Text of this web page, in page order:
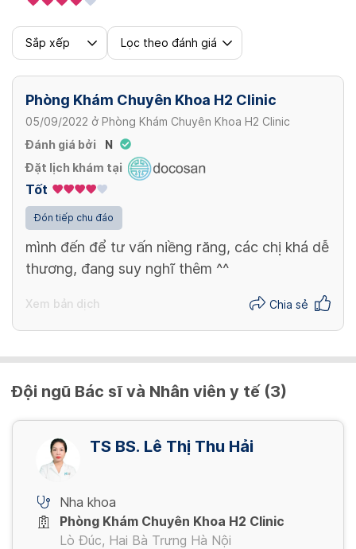
máy Endymed Pro (Israel-Mỹ)
2,000,000 VND
10,000,000 VND
Lấy bọng mỡ mí dưới theo đường kết mạc
8,000,000 VND
Hút mỡ (1 vùng)
10,000,000 VND
Bơm mỡ (1 vùng)
15,000,000 VND
Sắp xếp Lọc theo đánh giá
Phòng Khám Chuyên Khoa H2 Clinic
05/09/2022 ở Phòng Khám Chuyên Khoa H2 Clinic
Đánh giá bởi
N
Đặt lịch khám tại
Tốt
Đón tiếp chu đáo
mình đến để tư vấn niềng răng, các chị khá dễ
thương, đang suy nghĩ thêm ^^
Xem bản dịch Chia sẻ
Đội ngũ Bác sĩ và Nhân viên y tế (3)
TS BS. Lê Thị Thu Hải
Nha khoa
Phòng Khám Chuyên Khoa H2 Clinic
Lò Đúc, Hai Bà Trưng Hà Nội